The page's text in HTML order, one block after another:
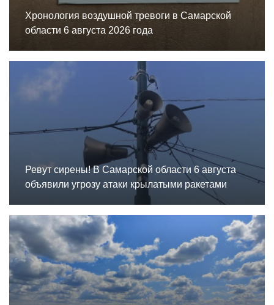
Хронология воздушной тревоги в Самарской
области 6 августа 2026 года
Ревут сирены! В Самарской области 6 августа
объявили угрозу атаки крылатыми ракетами